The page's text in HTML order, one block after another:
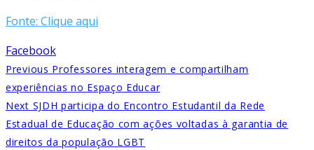
Fonte: Clique aqui
Facebook
Previous Professores interagem e compartilham
experiências no Espaço Educar
Next SJDH participa do Encontro Estudantil da Rede
Estadual de Educação com ações voltadas à garantia de
direitos da população LGBT